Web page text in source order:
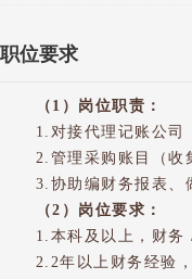
职位要求
（1）岗位职责：
1.对接代理记账公司
2.管理采购账目（收
3.协助编财务报表、
（2）岗位要求：
1.本科及以上，财
2.2年以上财务经验